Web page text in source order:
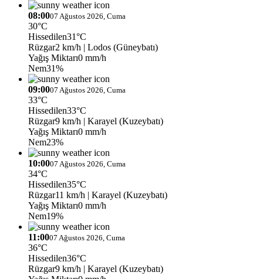
08:0007 Ağustos 2026, Cuma
30°C
Hissedilen31°C
Rüzgar2 km/h | Lodos (Güneybatı)
Yağış Miktarı0 mm/h
Nem31%
09:0007 Ağustos 2026, Cuma
33°C
Hissedilen33°C
Rüzgar9 km/h | Karayel (Kuzeybatı)
Yağış Miktarı0 mm/h
Nem23%
10:0007 Ağustos 2026, Cuma
34°C
Hissedilen35°C
Rüzgar11 km/h | Karayel (Kuzeybatı)
Yağış Miktarı0 mm/h
Nem19%
11:0007 Ağustos 2026, Cuma
36°C
Hissedilen36°C
Rüzgar9 km/h | Karayel (Kuzeybatı)